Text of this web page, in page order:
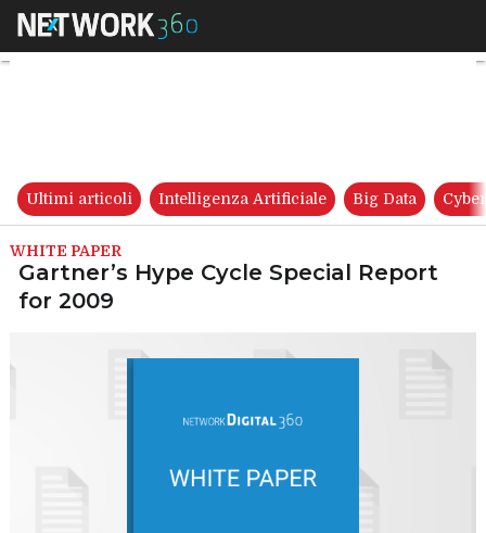
Gartner’s Hype Cycle
Ultimi articoli Intelligenza Artificiale Big Data
WHITE PAPER
Gartner’s Hype Cycle Special Report
for 2009